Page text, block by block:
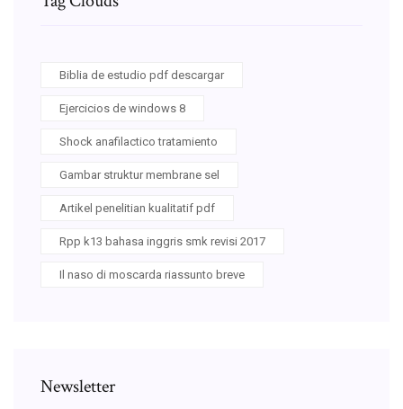
Biblia de estudio pdf descargar
Ejercicios de windows 8
Shock anafilactico tratamiento
Gambar struktur membrane sel
Artikel penelitian kualitatif pdf
Rpp k13 bahasa inggris smk revisi 2017
Il naso di moscarda riassunto breve
Newsletter